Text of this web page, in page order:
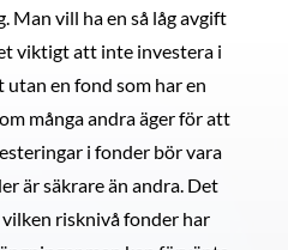
Man vill ha en så låg avgift
viktigt att inte investera i
en fond som har en
många andra äger för att
i fonder bör vara
är säkrare än andra. Det
risknivå fonder har